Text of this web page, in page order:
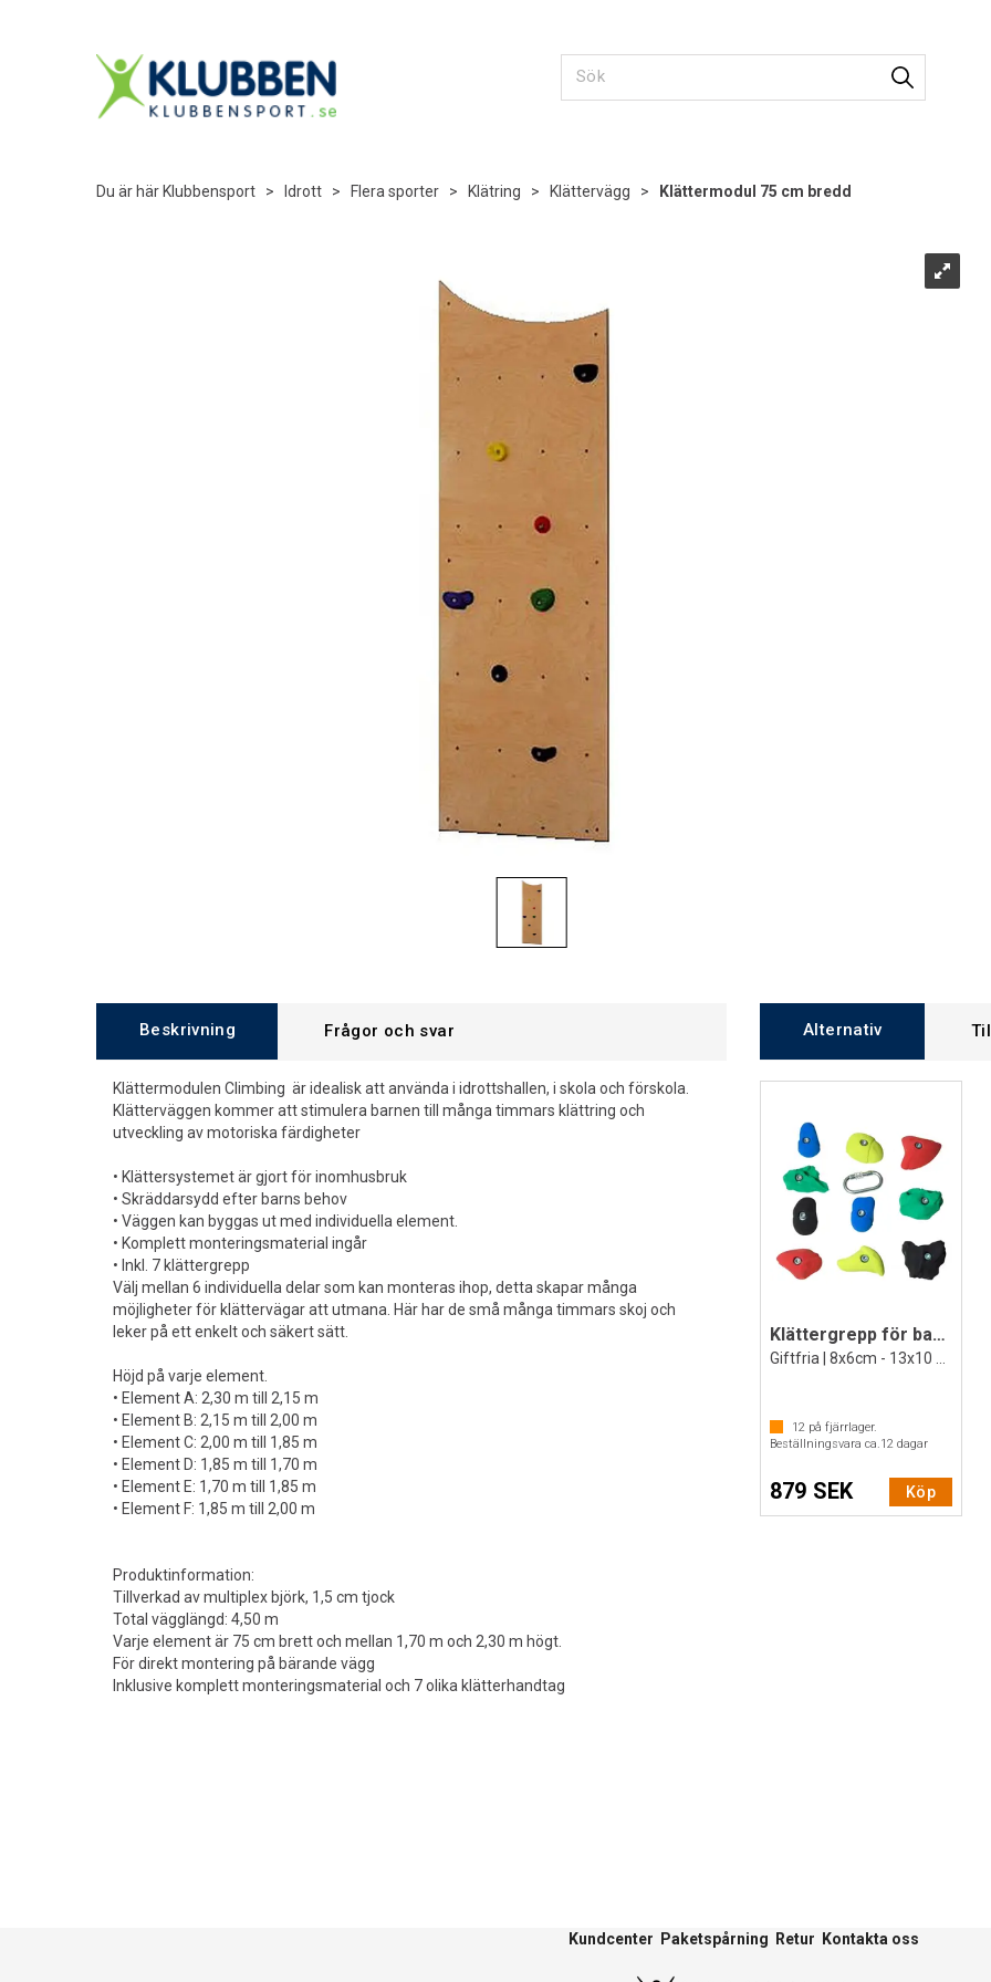
Du är här Klubbensport > Idrott > Flera sporter > Klätring > Klättervägg > Klättermodul 75 cm bredd
Beskrivning Frågor och svar
Klättermodulen Climbing är idealisk att använda i idrottshallen, i skola och förskola.
Klätterväggen kommer att stimulera barnen till många timmars klättring och
utveckling av motoriska färdigheter
• Klättersystemet är gjort för inomhusbruk
• Skräddarsydd efter barns behov
• Väggen kan byggas ut med individuella element.
• Komplett monteringsmaterial ingår
• Inkl. 7 klättergrepp
Välj mellan 6 individuella delar som kan monteras ihop, detta skapar många
möjligheter för klättervägar att utmana. Här har de små många timmars skoj och
leker på ett enkelt och säkert sätt.
Höjd på varje element.
• Element A: 2,30 m till 2,15 m
• Element B: 2,15 m till 2,00 m
• Element C: 2,00 m till 1,85 m
• Element D: 1,85 m till 1,70 m
• Element E: 1,70 m till 1,85 m
• Element F: 1,85 m till 2,00 m
Produktinformation:
Tillverkad av multiplex björk, 1,5 cm tjock
Total vägglängd: 4,50 m
Varje element är 75 cm brett och mellan 1,70 m och 2,30 m högt.
För direkt montering på bärande vägg
Inklusive komplett monteringsmaterial och 7 olika klätterhandtag
Alternativ
Klättergrepp för barn 10 st. Medel
12 på fjärrlager.
Beställningsvara ca.12 dagar
879 SEK Köp
Kundcenter Paketspårning Retur Kontakta oss